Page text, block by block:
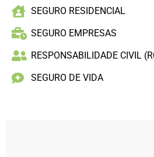
SEGURO RESIDENCIAL
SEGURO EMPRESAS
RESPONSABILIDADE CIVIL
SEGURO DE VIDA